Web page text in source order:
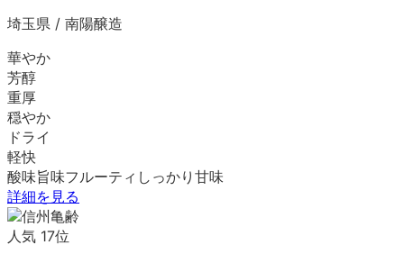
埼玉県 / 南陽醸造
華やか
芳醇
重厚
穏やか
ドライ
軽快
酸味旨味フルーティ しっかり 甘味
詳細を見る
人気 17位